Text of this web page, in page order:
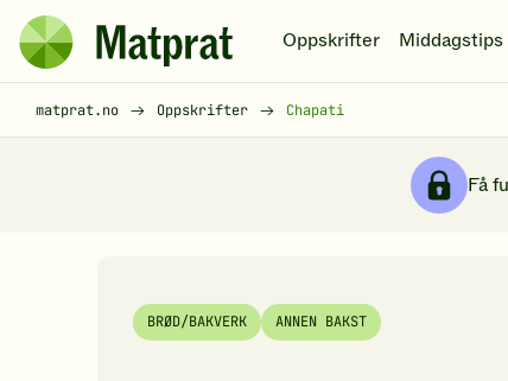
Hopp til hovedinnhold
Matprat
hjemmeside
Oppskrifter Middagstips
matprat.no Oppskrifter Chapati
Få
BRØD/BAKVERK ANNEN BAKST